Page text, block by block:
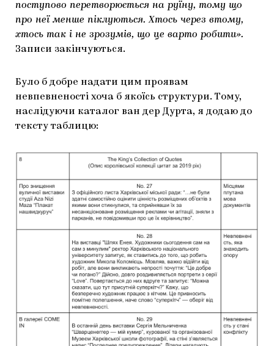
поступово перетворюється на руїну, тому що
про неї менше піклуються. Хтось через втому,
хтось так і не зрозумів, що це варто робити».
Записи закінчуються.
Було б добре надати цим проявам
невпевненості хоча б якоїсь структури. Тому,
наслідуючи каталог ван дер Дурта, я додаю до
тексту таблицю: